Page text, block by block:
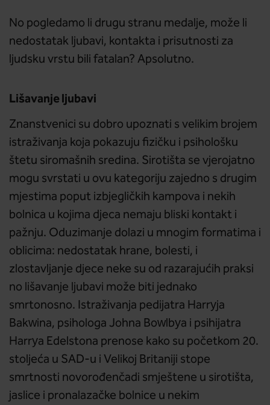
No pogledamo li drugu stranu medalje, može li
nedostatak ljubavi, kontakta i prisutnosti za
ljudsku vrstu bili fatalan? Apsolutno.
Lišavanje ljubavi
Znanstvenici su dobro upoznati s velikim brojem
istraživanja koja pokazuju fizičku i psihološku
štetu siromašnih sredina. Sirotišta se vjerojatno
mogu svrstati u ovu kategoriju zajedno s drugim
mjestima poput izbjegličkih kampova i nekih
bolnica u kojima djeca nemaju bliski kontakt i
pažnju. Oduzimanje dolazi u mnogim formatima i
oblicima: nedostatak hrane, bolesti, i
zlostavljanje djece neke su od razarajućih praksi
no lišavanje ljubavi može biti jednako
smrtonosno. Istraživanja pedijatra Harryja
Bakwina, psihologa Johna Bowlbya i psihijatra
Harrya Edelstona prenose kako su početkom 20.
stoljeća u SAD-u i Velikoj Britaniji stope
smrtnosti novorođenčadi smještene u sirotišta,
jaslice i pronalazačke bolnice u nekim